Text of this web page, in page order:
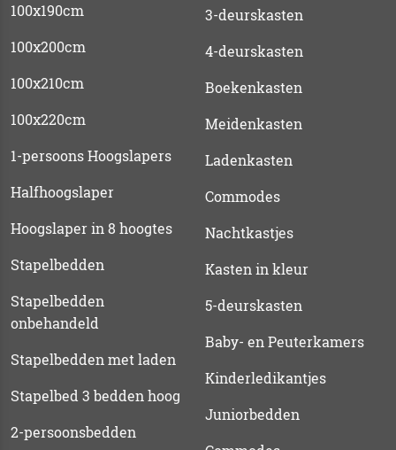
100x190cm
100x200cm
100x210cm
100x220cm
1-persoons Hoogslapers
Halfhoogslaper
Hoogslaper in 8 hoogtes
Stapelbedden
Stapelbedden
onbehandeld
Stapelbedden met laden
Stapelbed 3 bedden hoog
2-persoonsbedden
3-deurskasten
4-deurskasten
Boekenkasten
Meidenkasten
Ladenkasten
Commodes
Nachtkastjes
Kasten in kleur
5-deurskasten
Baby- en Peuterkamers
Kinderledikantjes
Juniorbedden